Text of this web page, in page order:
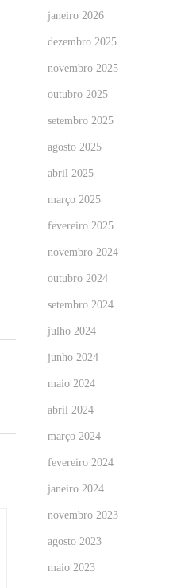
janeiro 2026
dezembro 2025
novembro 2025
outubro 2025
setembro 2025
agosto 2025
abril 2025
março 2025
fevereiro 2025
novembro 2024
outubro 2024
setembro 2024
julho 2024
junho 2024
maio 2024
abril 2024
março 2024
fevereiro 2024
janeiro 2024
novembro 2023
agosto 2023
maio 2023